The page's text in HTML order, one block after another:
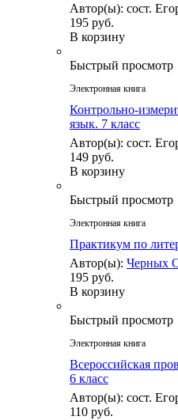
Автор(ы): сост.
195 руб.
В корзину
Быстрый просмотр
Электронная книга
Контрольно-
язык. 7 класс
Автор(ы): сост.
149 руб.
В корзину
Быстрый просмотр
Электронная книга
Практикум по
Автор(ы): Черных
195 руб.
В корзину
Быстрый просмотр
Электронная книга
Всероссийская
6 класс
Автор(ы): сост.
110 руб.